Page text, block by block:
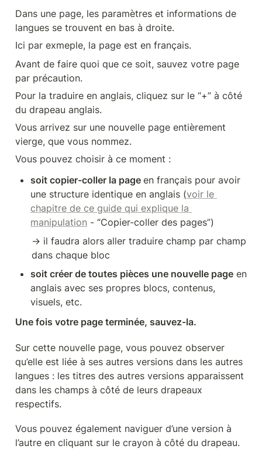
Dans une page, les paramètres et informations de
langues se trouvent en bas à droite.
Ici par exmeple, la page est en français.
Avant de faire quoi que ce soit, sauvez votre page
par précaution.
Pour la traduire en anglais, cliquez sur le “+” à côté
du drapeau anglais.
Vous arrivez sur une nouvelle page entièrement
vierge, que vous nommez.
Vous pouvez choisir à ce moment :
soit copier-coller la page en français pour avoir
une structure identique en anglais (voir le
chapitre de ce guide qui explique la
manipulation - “Copier-coller des pages”)
→ il faudra alors aller traduire champ par champ
dans chaque bloc
soit créer de toutes pièces une nouvelle page en
anglais avec ses propres blocs, contenus,
visuels, etc.
Une fois votre page terminée, sauvez-la.
Sur cette nouvelle page, vous pouvez observer
qu’elle est liée à ses autres versions dans les autres
langues : les titres des autres versions apparaissent
dans les champs à côté de leurs drapeaux
respectifs.
Vous pouvez également naviguer d’une version à
l’autre en cliquant sur le crayon à côté du drapeau.